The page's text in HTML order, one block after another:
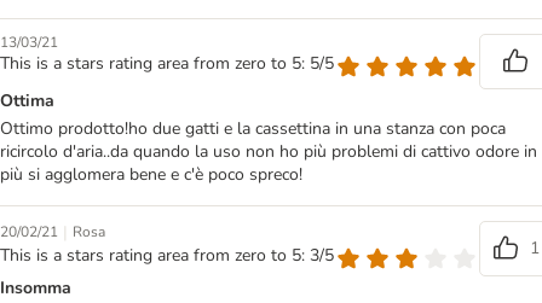
13/03/21
This is a stars rating area from zero to 5: 5/5
Ottima
Ottimo prodotto!ho due gatti e la cassettina in una stanza con poca
ricircolo d'aria..da quando la uso non ho più problemi di cattivo odore in
più si agglomera bene e c'è poco spreco!
20/02/21 | Rosa
This is a stars rating area from zero to 5: 3/5
1
Insomma